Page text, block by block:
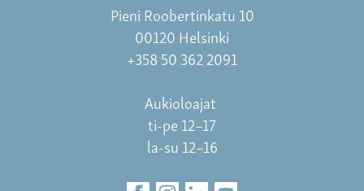
Pieni Roobertinkatu 10
00120 Helsinki
+358 50 362 2091
Aukioloajat
ti-pe 12–17
la-su 12–16